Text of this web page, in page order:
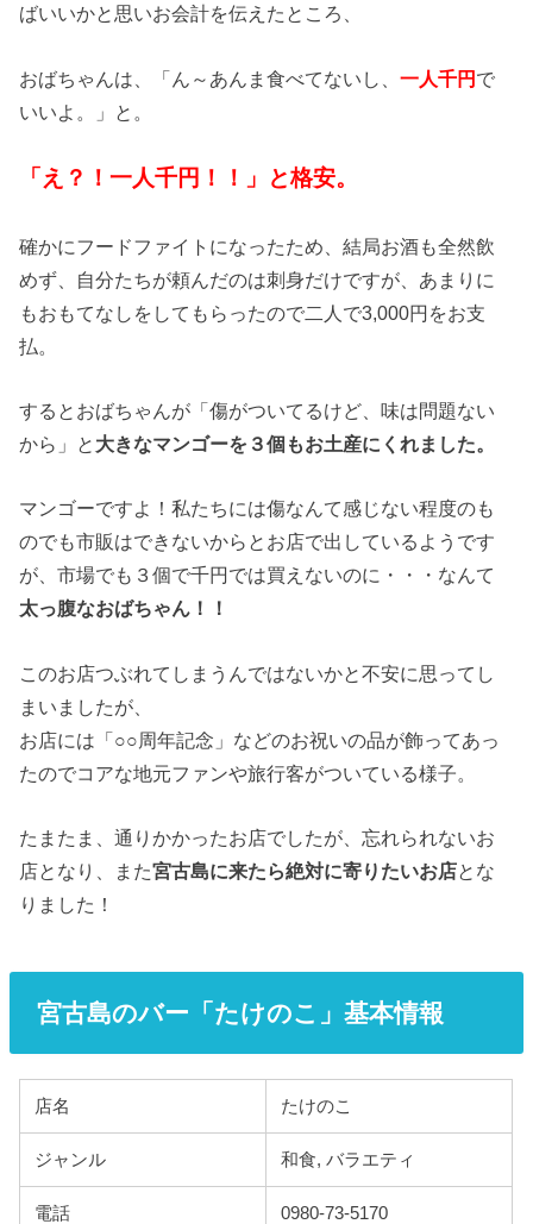
ばいいかと思いお会計を伝えたところ、
おばちゃんは、「ん～あんま食べてないし、一人千円 で
いいよ。」と。
「え？！一人千円！！」と格安。
確かにフードファイトになったため、結局お酒も全然飲
めず、自分たちが頼んだのは刺身だけですが、あまりに
もおもてなしをしてもらったので二人で3,000円をお支
払。
するとおばちゃんが「傷がついてるけど、味は問題ない
から」と 大きなマンゴーを３個もお土産にくれました。
マンゴーですよ！私たちには傷なんて感じない程度のも
のでも市販はできないからとお店で出しているようです
が、市場でも３個で千円では買えないのに・・・なんて
太っ腹なおばちゃん！！
このお店つぶれてしまうんではないかと不安に思ってし
まいましたが、
お店には「○○周年記念」などのお祝いの品が飾ってあっ
たのでコアな地元ファンや旅行客がついている様子。
たまたま、通りかかったお店でしたが、忘れられないお
店となり、また宮古島に来たら絶対に寄りたいお店とな
りました！
宮古島のバー「たけのこ」基本情報
店名 たけのこ
ジャンル 和食, バラエティ
電話 0980-73-5170